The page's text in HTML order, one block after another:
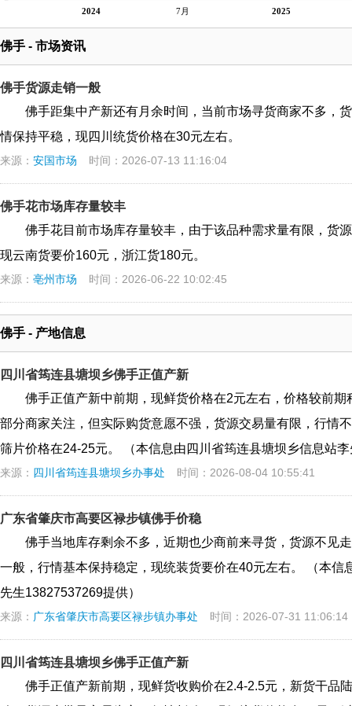
2024 7月 2025
佛手 - 市场资讯
佛手货源走销一般
佛手距集中产新还有月余时间，当前市场寻货商家不多，
情保持平稳，现四川统货价格在30元左右。
来源： 安国市场 时间：2026-07-13 11:16:04
佛手花市场库存量较丰
佛手花目前市场库存量较丰，由于该品种需求量有限，货
现云南货要价160元，浙江货180元。
来源： 亳州市场 时间：2026-06-22 10:02:45
佛手 - 产地信息
四川省筠连县塘坝乡佛手正值产新
佛手正值产新中前期，现鲜货价格在2元左右，价格较前
部分商家关注，但实际购货意愿不强，货源交易量有限，行情
筛片价格在24-25元。 （本信息由四川省筠连县塘坝乡信息站
来源： 四川省筠连县塘坝乡办事处 时间：2026-08-04 10:55:41
广东省肇庆市高要区禄步镇佛手价稳
佛手当地库存剩余不多，近期也少商前来寻货，货源不见
一般，行情基本保持稳定，现统装货要价在40元左右。 （本信
先生13827537269提供）
来源： 广东省肇庆市高要区禄步镇办事处 时间：2026-07-31 11:06:14
四川省筠连县塘坝乡佛手正值产新
佛手正值产新前期，现鲜货收购价在2.4-2.5元，新货干品